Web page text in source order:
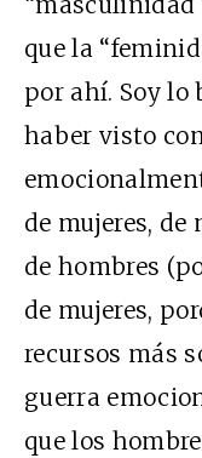
que la
por ahí. Soy lo
haber visto
de mujeres,
de hombres
de mujeres,
recursos más
guerra
que los